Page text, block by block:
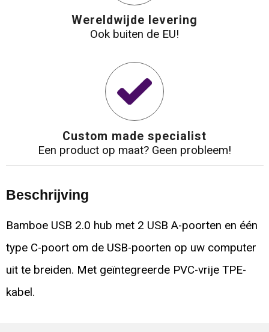
Wereldwijde levering
Ook buiten de EU!
Custom made specialist
Een product op maat? Geen probleem!
Beschrijving
Bamboe USB 2.0 hub met 2 USB A-poorten en één
type C-poort om de USB-poorten op uw computer
uit te breiden. Met geïntegreerde PVC-vrije TPE-
kabel.